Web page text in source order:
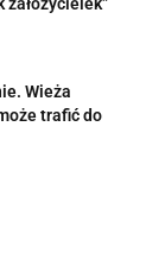
Wieża
trafić do